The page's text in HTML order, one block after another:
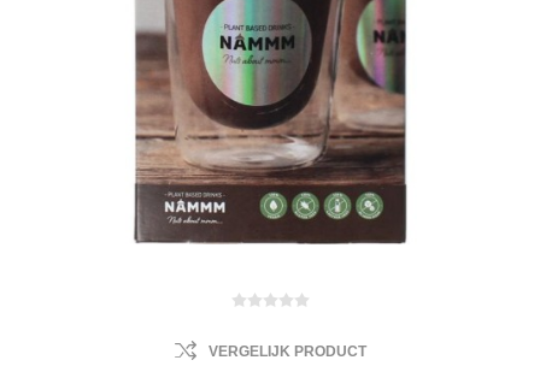
VERGELIJK PRODUCT